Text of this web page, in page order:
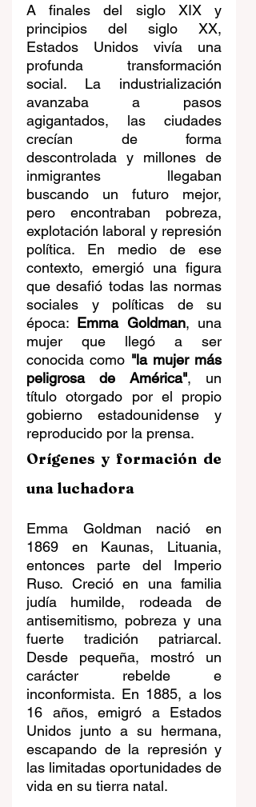
A finales del siglo XIX y
principios del siglo XX,
Estados Unidos vivía una
profunda transformación
social. La industrialización
avanzaba a pasos
agigantados, las ciudades
crecían de forma
descontrolada y millones de
inmigrantes llegaban
buscando un futuro mejor,
pero encontraban pobreza,
explotación laboral y represión
política. En medio de ese
contexto, emergió una figura
que desafió todas las normas
sociales y políticas de su
época: Emma Goldman, una
mujer que llegó a ser
conocida como "la mujer más
peligrosa de América", un
título otorgado por el propio
gobierno estadounidense y
reproducido por la prensa.
Orígenes y formación de
una luchadora
Emma Goldman nació en
1869 en Kaunas, Lituania,
entonces parte del Imperio
Ruso. Creció en una familia
judía humilde, rodeada de
antisemitismo, pobreza y una
fuerte tradición patriarcal.
Desde pequeña, mostró un
carácter rebelde e
inconformista. En 1885, a los
16 años, emigró a Estados
Unidos junto a su hermana,
escapando de la represión y
las limitadas oportunidades de
vida en su tierra natal.